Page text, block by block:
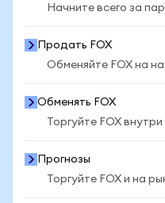
Начните всего за
Продать FOX
Обменяйте FOX на
Обменять FOX
Торгуйте FOX
Прогнозы
Торгуйте FOX и на